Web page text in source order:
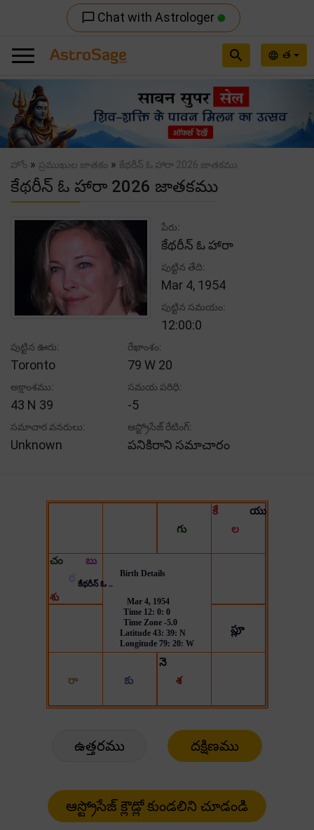
chat_bubble_outline Chat with Astrologer
language త
search
Previous
హోం » ప్రముఖుల జాతకం » కేథరీన్ ఓ హారా 2026 జాతకము
కేథరీన్ ఓ హారా 2026 జాతకము
పేరు:
కేథరీన్ ఓ హారా
పుట్టిన తేది:
Mar 4, 1954
పుట్టిన సమయం:
12:00:0
పుట్టిన ఊరు:
Toronto
రేఖాంశం:
79 W 20
అక్షాంశము:
43 N 39
సమయ పరిధి:
-5
సమాచార వనరులు:
Unknown
ఆస్ట్రోసేజ్ రేటింగ్:
పనికిరాని సమాచారం
ఉత్తరము దక్షిణము